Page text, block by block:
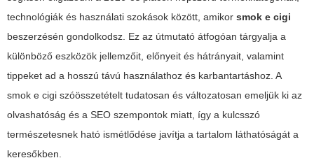
technológiák és használati szokások között, amikor smok e cigi
beszerzésén gondolkodsz. Ez az útmutató átfogóan tárgyalja a
különböző eszközök jellemzőit, előnyeit és hátrányait, valamint
tippeket ad a hosszú távú használathoz és karbantartáshoz. A
smok e cigi szóösszetételt tudatosan és változatosan emeljük ki az
olvashatóság és a SEO szempontok miatt, így a kulcsszó
természetesnek ható ismétlődése javítja a tartalom láthatóságát a
keresőkben.